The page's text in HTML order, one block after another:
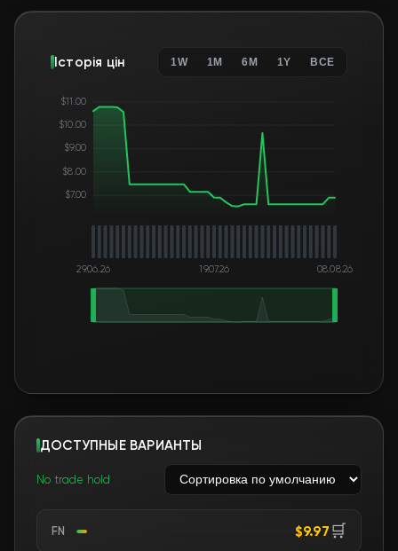
Історія цін 1W 1M 6M 1Y ВСЕ
$7.00
$8.00
$9.00
$10.00
$11.00
29.06.26 19.07.26 08.08.26
ДОСТУПНЫЕ ВАРИАНТЫ
No trade hold
FN $9.97 🛒